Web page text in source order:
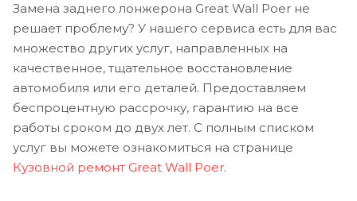
Замена заднего лонжерона Great Wall Poer не
решает проблему? У нашего сервиса есть для вас
множество других услуг, направленных на
качественное, тщательное восстановление
автомобиля или его деталей. Предоставляем
беспроцентную рассрочку, гарантию на все
работы сроком до двух лет. С полным списком
услуг вы можете ознакомиться на странице
Кузовной ремонт Great Wall Poer.